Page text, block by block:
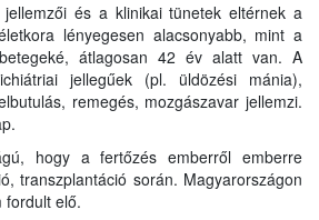
és a klinikai tünetek eltérnek a
lényegesen alacsonyabb, mint a
átlagosan 42 év alatt van. A
jellegűek (pl. üldözési mánia),
remegés, mozgászavar jellemzi.
hogy a fertőzés emberről emberre
transzplantáció során. Magyarországon
fordult elő.